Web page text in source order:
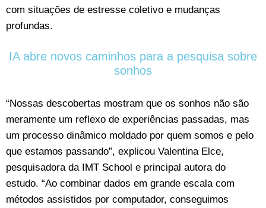
com situações de estresse coletivo e mudanças
profundas.
IA abre novos caminhos para a pesquisa sobre
sonhos
“Nossas descobertas mostram que os sonhos não são
meramente um reflexo de experiências passadas, mas
um processo dinâmico moldado por quem somos e pelo
que estamos passando”, explicou Valentina Elce,
pesquisadora da IMT School e principal autora do
estudo. “Ao combinar dados em grande escala com
métodos assistidos por computador, conseguimos